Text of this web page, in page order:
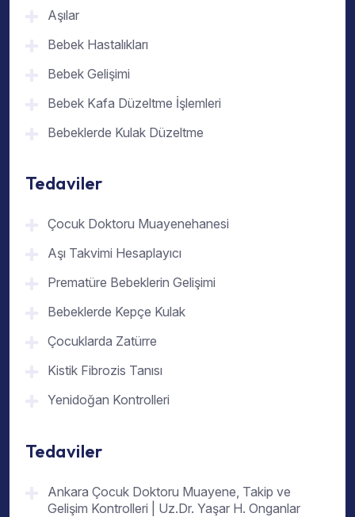
Aşılar
Bebek Hastalıkları
Bebek Gelişimi
Bebek Kafa Düzeltme İşlemleri
Bebeklerde Kulak Düzeltme
Tedaviler
Çocuk Doktoru Muayenehanesi
Aşı Takvimi Hesaplayıcı
Prematüre Bebeklerin Gelişimi
Bebeklerde Kepçe Kulak
Çocuklarda Zatürre
Kistik Fibrozis Tanısı
Yenidoğan Kontrolleri
Tedaviler
Ankara Çocuk Doktoru Muayene, Takip ve
Gelişim Kontrolleri | Uz.Dr. Yaşar H. Onganlar